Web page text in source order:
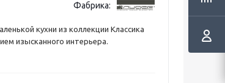
Фабрика:
кухни из коллекции Классика
изысканного интерьера.